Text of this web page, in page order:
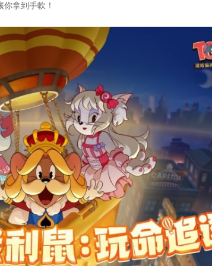
拿到手軟！